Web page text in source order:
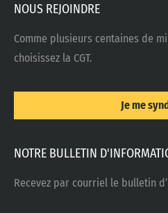
NOUS REJOINDRE
Comme plusieurs centaines de
choisissez la CGT.
Je me
NOTRE BULLETIN
Recevez par courriel le bulletin